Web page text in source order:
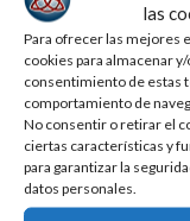
las
Para ofrecer las mejores
cookies para almacenar
consentimiento de estas
comportamiento de
No consentir o retirar el
ciertas características y
para garantizar la
datos personales.
GUARDIA ESTATAL
MORENA